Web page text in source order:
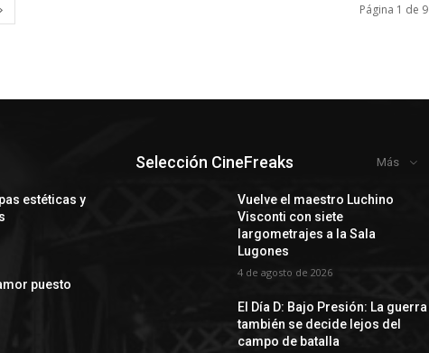
Página 1 de 9
estéticas y
puesto
Selección CineFreaks Más
Vuelve el maestro Luchino
Visconti con siete
largometrajes a la Sala
Lugones
4 de agosto de 2026
El Día D: Bajo Presión: La guerra
también se decide lejos del
campo de batalla